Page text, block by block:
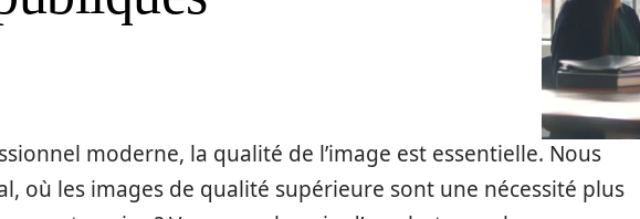
moderne, la qualité de l’image est essentielle. Nous
où les images de qualité supérieure sont une nécessité plus